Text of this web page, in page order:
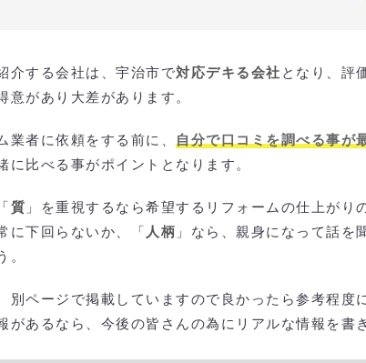
介する会社は、宇治市で対応デキる会社 となり、評
意があり大差があります。
業者に依頼をする前に、 自分で口コミを調べる事が
に比べる事がポイントとなります。
質 」を重視するなら希望するリフォームの仕上がり
に下回らないか、「
人柄 」なら、親身になって話を
。
別ページで掲載していますので良かったら参考程度
があるなら、今後の皆さんの為にリアルな情報を書